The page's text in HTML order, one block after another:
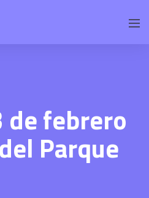
de febrero
Parque